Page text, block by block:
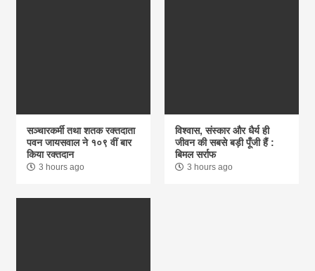
सञ्चारकर्मी तथा शतक रक्तदाता
पवन जायसवाल ने १०९ वीं बार
किया रक्तदान
3 hours ago
विश्वास, संस्कार और धैर्य ही
जीवन की सबसे बड़ी पूँजी हैं :
बिमल सर्राफ
3 hours ago